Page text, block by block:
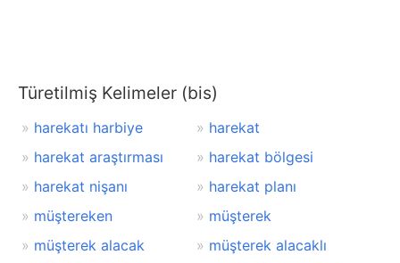
Türetilmiş Kelimeler (bis)
harekatı harbiye
harekat
harekat araştırması
harekat bölgesi
harekat nişanı
harekat planı
müştereken
müşterek
müşterek alacak
müşterek alacaklı